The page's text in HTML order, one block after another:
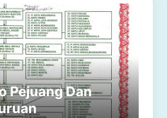
Pejuang Dan